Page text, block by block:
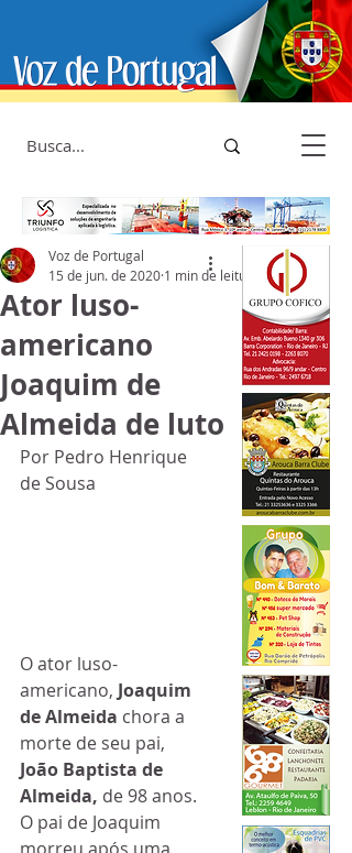
Ator luso-
americano
Joaquim de
Almeida de luto
Voz de Portugal
15 de jun. de 2020 1 min de leitura
Por Pedro Henrique
de Sousa
O ator luso-
americano, Joaquim
de Almeida chora a
morte de seu pai,
João Baptista de
Almeida, de 98 anos.
O pai de Joaquim